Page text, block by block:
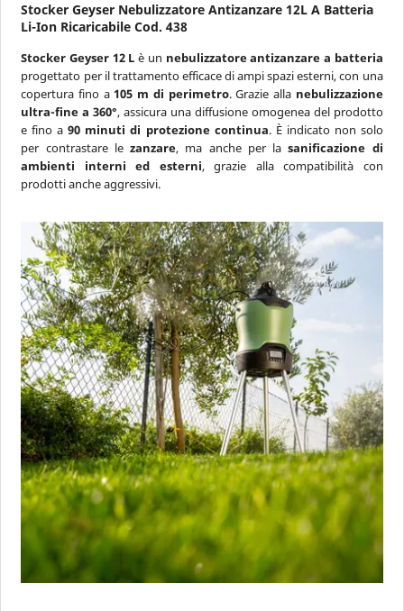
Stocker Geyser Nebulizzatore Antizanzare 12L A Batteria
Li-Ion Ricaricabile Cod. 438
Stocker Geyser 12 L è un nebulizzatore antizanzare a batteria
progettato per il trattamento efficace di ampi spazi esterni, con una
copertura fino a105 m di perimetro. Grazie alla nebulizzazione
ultra-fine a 360°, assicura una diffusione omogenea del prodotto
e fino a90 minuti di protezione continua. È indicato non solo
per contrastare lezanzare, ma anche per lasanificazione di
ambienti interni ed esterni, grazie alla compatibilità con
prodotti anche aggressivi.